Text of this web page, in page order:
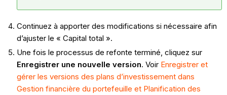
Continuez à apporter des modifications si nécessaire afin
d’ajuster le « Capital total ».
Une fois le processus de refonte terminé, cliquez sur
Enregistrer une nouvelle version. Voir Enregistrer et
gérer les versions des plans d’investissement dans
Gestion financière du portefeuille et Planification des